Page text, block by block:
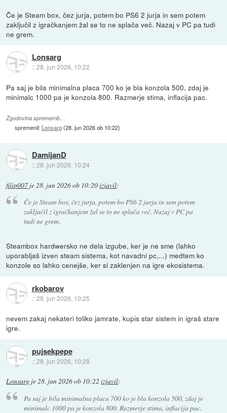
Če je Steam box, čez jurja, potem bo PS6 2 jurja in sem potem
zaključil z igračkanjem žal se to ne splača več. Nazaj v PC pa tudi
ne grem.
Lonsarg
::28. jun 2026, 10:22
Pa saj je bila minimalna placa 700 ko je bla konzola 500, zdaj je
minimalc 1000 pa je konzola 800. Razmerje stima, inflacija pac.
Zgodovina sprememb…
spremenil: Lonsarg(28. jun 2026 ob 10:22)
DamijanD
::28. jun 2026, 10:24
filip007 je28. jun 2026 ob 10:20izjavil:
Če je Steam box, čez jurja, potem bo PS6 2 jurja in sem potem
zaključil z igračkanjem žal se to ne splača več. Nazaj v PC pa
tudi ne grem.
Steambox hardwersko ne dela izgube, ker je ne sme (lahko
uporabljaš izven steam sistema, kot navadni pc,...) medtem ko
konzole so lahko cenejše, ker si zaklenjen na igre ekosistema.
rkobarov
::28. jun 2026, 10:25
nevem zakaj nekateri toliko jamrate, kupis star sistem in igraš stare
igre.
pujsekpepe
::28. jun 2026, 10:28
Lonsarg je28. jun 2026 ob 10:22 izjavil:
Pa saj je bila minimalna placa 700 ko je bla konzola 500, zdaj je
minimalc 1000 pa je konzola 800. Razmerje stima, inflacija pac.